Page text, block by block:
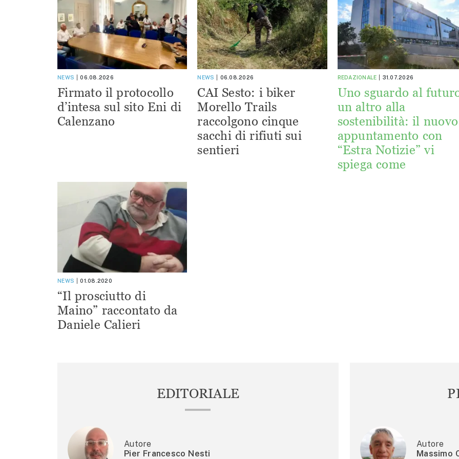
NEWS 06.08.2026
Firmato il protocollo
d’intesa sul sito Eni di
Calenzano
NEWS 06.08.2026
CAI Sesto: i biker
Morello Trails
raccolgono cinque
sacchi di rifiuti sui
sentieri
REDAZIONALE 31.07.2026
Uno sguardo al
un altro alla
sostenibilità: il nuovo
appuntamento con
“Estra Notizie” vi
spiega come
NEWS 01.08.2020
“Il prosciutto di
Maino” raccontato da
Daniele Calieri
EDITORIALE
Autore
Pier Francesco Nesti
Autore
Massimo